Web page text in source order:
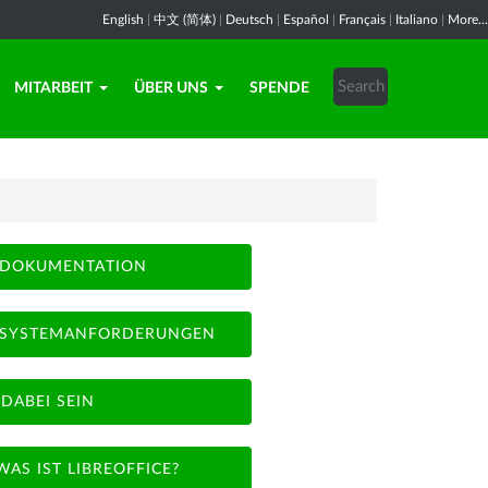
English 中文 (简体) Deutsch Español Français Italiano More...
MITARBEIT ÜBER UNS SPENDE
DOKUMENTATION
SYSTEMANFORDERUNGEN
DABEI SEIN
IST LIBREOFFICE?